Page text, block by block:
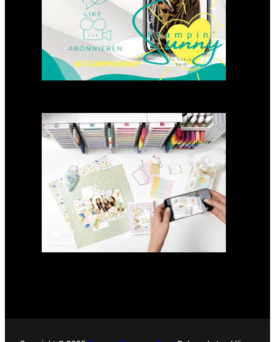
GANZ NEU: Scrapbooking
Club 2025
21. Januar 2025